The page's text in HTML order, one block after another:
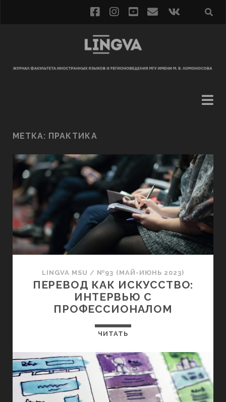
МЕТКА: ПРАКТИКА
LINGVA MSU / №93 (МАЙ-ИЮНЬ 2023)
ПЕРЕВОД КАК ИСКУССТВО:
ИНТЕРВЬЮ С
ПРОФЕССИОНАЛОМ
ЧИТАТЬ